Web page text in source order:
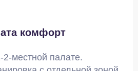
комфорт
местной палате.